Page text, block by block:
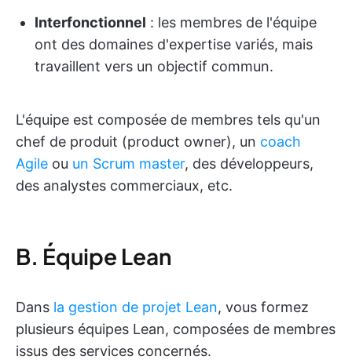
Interfonctionnel : les membres de l'équipe
ont des domaines d'expertise variés, mais
travaillent vers un objectif commun.
L'équipe est composée de membres tels qu'un
chef de produit (product owner), un coach
Agile ou un Scrum master, des développeurs,
des analystes commerciaux, etc.
B. Équipe Lean
Dans la gestion de projet Lean, vous formez
plusieurs équipes Lean, composées de membres
issus des services concernés.